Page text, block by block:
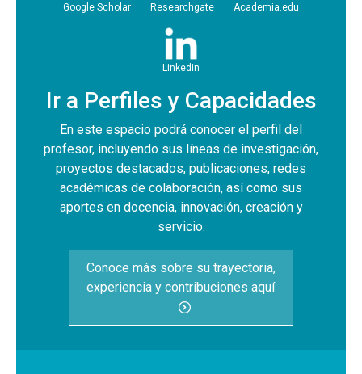
Google Scholar Researchgate Academia.edu
Linkedin
Ir a Perfiles y Capacidades
En este espacio podrá conocer el perfil del
profesor, incluyendo sus líneas de investigación,
proyectos destacados, publicaciones, redes
académicas de colaboración, así como sus
aportes en docencia, innovación, creación y
servicio.
Conoce más sobre su trayectoria,
experiencia y contribuciones aquí